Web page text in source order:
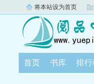
将本站设为首页
首页 书库 排行